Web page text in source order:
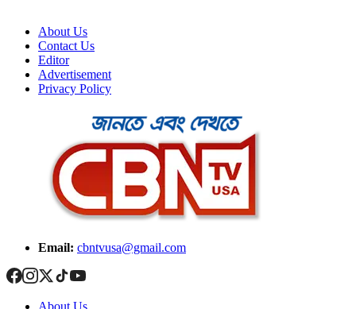
About Us
Contact Us
Editor
Advertisement
Privacy Policy
Email: cbntvusa@gmail.com